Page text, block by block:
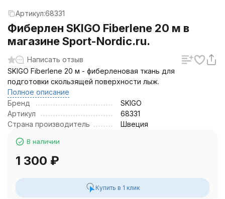
Артикул:68331
Фиберлен SKIGO Fiberlene 20 м в
магазине Sport-Nordic.ru.
Написать отзыв
SKIGO Fiberlene 20 м - фиберленовая ткань для
подготовки скользящей поверхности лыж.
Полное описание
Бренд
SKIGO
Артикул
68331
Страна производитель
Швеция
В наличии
1 300 ₽
Купить в 1 клик